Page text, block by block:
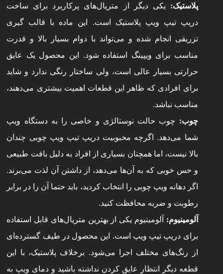
پلاستیک: یکی دیگر از متریال‌های پرکاربرد برای ساخت
دریپ تیپ ویپ پلاستیک است. این ماده با قالب گیری
تزریقی انجام شده و می‌تواند با دوام بسیار بالا و قدرت
مناسب برای ویپینگ استفاده شود. این محصول یک عایق
حرارتی بسیار عالی است، ولی ساختار رنگی ندارد و شاید
برای افرادی که ظاهر این قطعات اهمیت بیشتری می‌دهند،
مناسب نباشد.
چوب: چوب حالت نوستالژی و خاصی را به دستگاه ویپ
شما می‌دهد. اگرچه محبوبیت دریپ تیپ ویپ چوبی چندان
بالا نیست، اما همچنان بسیاری از افراد به دلیل بافت طبیعی
و حس خوبی که به آن‌ها می‌دهد، از داشتن آن لذت می‌برند.
اگر دهانه ویپ چوبی را انتخاب کردید، باید حتما آن را در برابر
رطوبت و ضربه محافظت کنید.
آلومینیوم:
آلومینیوم یکی از بهترین متریال‌های قابل استفاده
برای دریپ تیپ ویپ است. این محصول در طیف گسترده‌ای
از رنگ‌های مختلف اجرا می‌شود. برخلاف پلاستیک، با این
قطعه دیگر انتظار عایق کردن نداشته باشید و دمای ویپ به